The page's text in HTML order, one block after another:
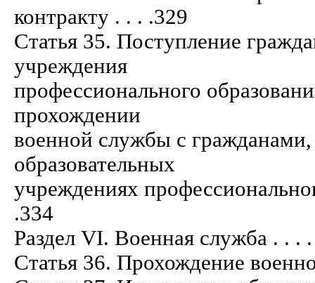
контракту . . . .329
Статья 35. Поступление
учреждения
профессионального
прохождении
военной службы с
образовательных
учреждениях
.334
Раздел VI. Военная служба . . .
Статья 36. Прохождение